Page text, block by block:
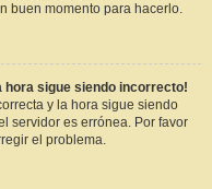
buen momento para hacerlo.
hora sigue siendo incorrecto!
y la hora sigue siendo
servidor es errónea. Por favor
el problema.